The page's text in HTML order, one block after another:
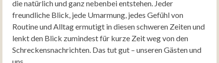
die natürlich und ganz nebenbei entstehen. Jeder
freundliche Blick, jede Umarmung, jedes Gefühl von
Routine und Alltag ermutigt in diesen schweren Zeiten und
lenkt den Blick zumindest für kurze Zeit weg von den
Schreckensnachrichten. Das tut gut – unseren Gästen und